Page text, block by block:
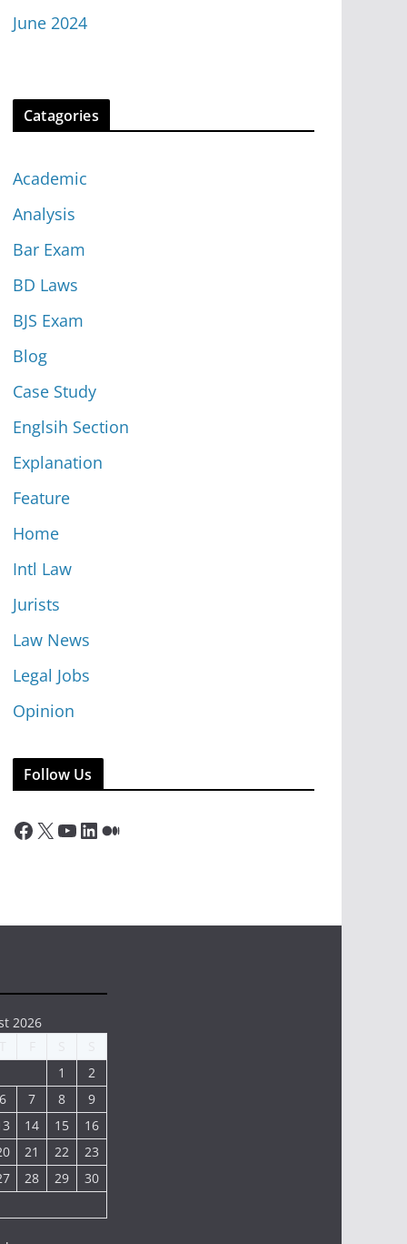
June 2024
Catagories
Academic
Analysis
Bar Exam
BD Laws
BJS Exam
Blog
Case Study
Englsih Section
Explanation
Feature
Home
Intl Law
Jurists
Law News
Legal Jobs
Opinion
Follow Us
Facebook X YouTube LinkedIn Medium
2026
1
2
6 7 8
9
14 15
16
21 22
23
28 29
30